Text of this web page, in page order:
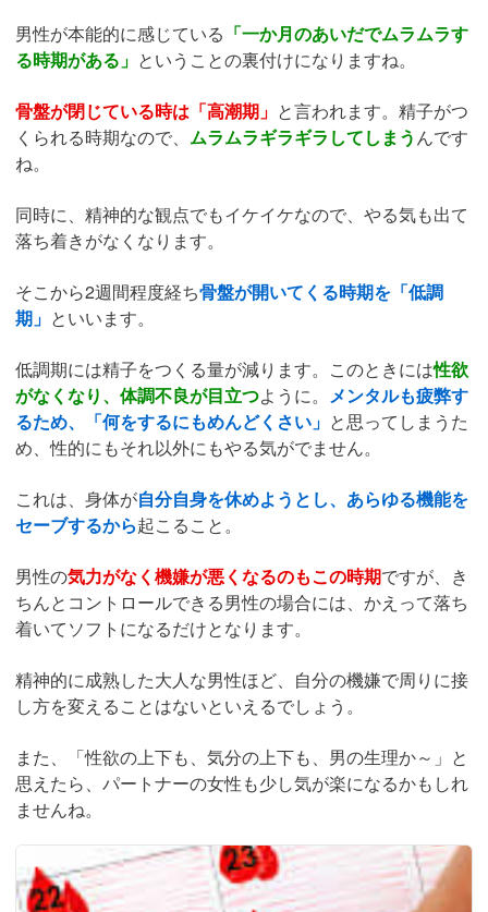
男性が本能的に感じている 「一か月のあいだでムラムラす
る時期がある」 ということの裏付けになりますね。
骨盤が閉じている時は「高潮期」 と言われます。精子がつ
くられる時期なので、 ムラムラギラギラしてしまうんです
ね。
同時に、精神的な観点でもイケイケなので、やる気も出て
落ち着きがなくなります。
そこから2週間程度経ち骨盤が開いてくる時期を「低調
期」 といいます。
低調期には精子をつくる量が減ります。このときには性欲
がなくなり、体調不良が目立つように。 メンタルも疲弊す
るため、「何をするにもめんどくさい」 と思ってしまうた
め、性的にもそれ以外にもやる気がでません。
これは、身体が自分自身を休めようとし、あらゆる機能を
セーブするから起こること。
男性の気力がなく機嫌が悪くなるのもこの時期ですが、き
ちんとコントロールできる男性の場合には、かえって落ち
着いてソフトになるだけとなります。
精神的に成熟した大人な男性ほど、自分の機嫌で周りに接
し方を変えることはないといえるでしょう。
また、「性欲の上下も、気分の上下も、男の生理か～」と
思えたら、パートナーの女性も少し気が楽になるかもしれ
ませんね。